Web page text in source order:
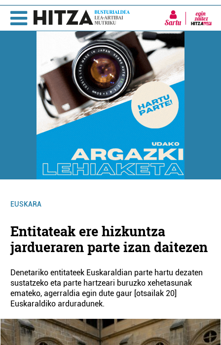
Sartu
EUSKARA
Entitateak ere hizkuntza
jardueraren parte izan daitezen
Denetariko entitateek Euskaraldian parte hartu dezaten
sustatzeko eta parte hartzeari buruzko xehetasunak
emateko, agerraldia egin dute gaur [otsailak 20]
Euskaraldiko arduradunek.